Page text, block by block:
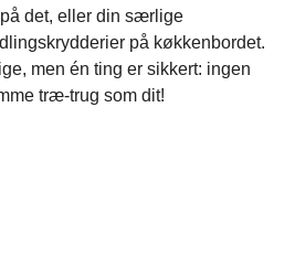
det, eller din særlige
på køkkenbordet.
men én ting er sikkert: ingen
træ-trug som dit!